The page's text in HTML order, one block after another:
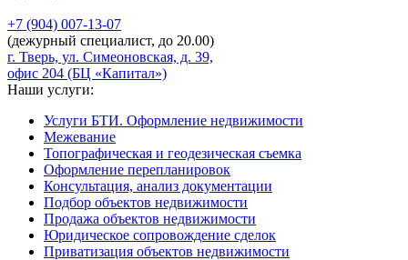
+7 (904) 007-13-07
(дежурный специалист, до 20.00)
г. Тверь, ул. Симеоновская, д. 39,
офис 204 (БЦ «Капитал»)
Наши услуги:
Услуги БТИ. Оформление недвижимости
Межевание
Топографическая и геодезическая съемка
Оформление перепланировок
Консультация, анализ документации
Подбор объектов недвижимости
Продажа объектов недвижимости
Юридическое сопровождение сделок
Приватизация объектов недвижимости